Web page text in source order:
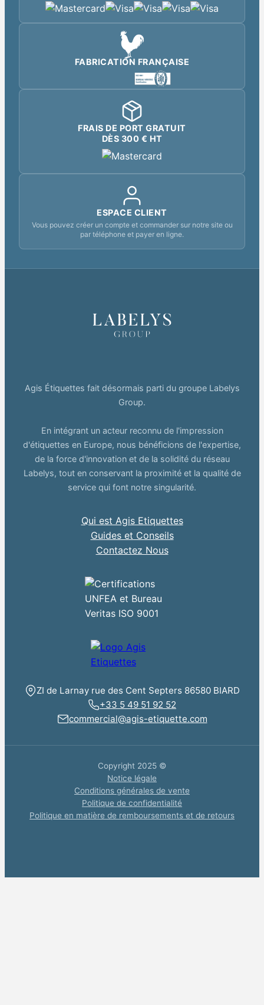
FABRICATION FRANÇAISE
FRAIS DE PORT GRATUIT
DÈS 300 € HT
ESPACE CLIENT
Vous pouvez créer un compte et commander sur notre site ou
par téléphone et payer en ligne.
Agis Étiquettes fait désormais parti du groupe Labelys
Group.
En intégrant un acteur reconnu de l'impression
d'étiquettes en Europe, nous bénéficions de l'expertise,
de la force d'innovation et de la solidité du réseau
Labelys, tout en conservant la proximité et la qualité de
service qui font notre singularité.
Qui est Agis Etiquettes
Guides et Conseils
Contactez Nous
ZI de Larnay rue des Cent Septers 86580 BIARD
+33 5 49 51 92 52
commercial@agis-etiquette.com
Copyright 2025 ©
Notice légale
Conditions générales de vente
Politique de confidentialité
Politique en matière de remboursements et de retours